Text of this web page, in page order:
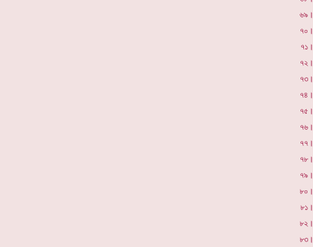
৬৯।
৭০।
৭১।
৭২।
৭৩।
৭৪।
৭৫।
৭৬।
৭৭।
৭৮।
৭৯।
৮০।
৮১।
৮২।
৮৩।